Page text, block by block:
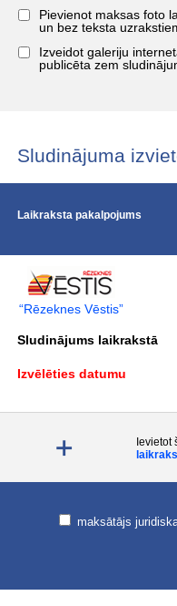
Pievienot maksas foto
un bez teksta
Izveidot galeriju
publicēta zem
Sludinājuma
Laikraksta pakalpojums
“Rēzeknes Vēstis”
Sludinājums laikrakstā
Izvēlēties datumu
Ievietot
maksātājs